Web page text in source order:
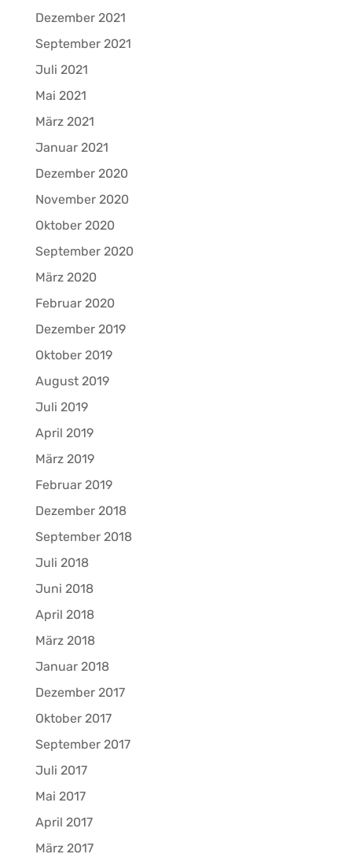
Dezember 2021
September 2021
Juli 2021
Mai 2021
März 2021
Januar 2021
Dezember 2020
November 2020
Oktober 2020
September 2020
März 2020
Februar 2020
Dezember 2019
Oktober 2019
August 2019
Juli 2019
April 2019
März 2019
Februar 2019
Dezember 2018
September 2018
Juli 2018
Juni 2018
April 2018
März 2018
Januar 2018
Dezember 2017
Oktober 2017
September 2017
Juli 2017
Mai 2017
April 2017
März 2017